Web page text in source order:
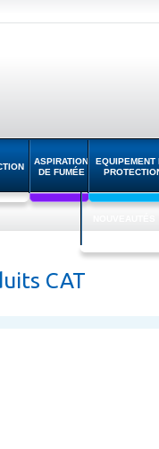
ASPIRATION
DE FUMÉE
EQUIPEMENT
CAT